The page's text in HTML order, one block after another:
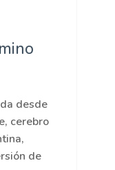
desde
cerebro
de